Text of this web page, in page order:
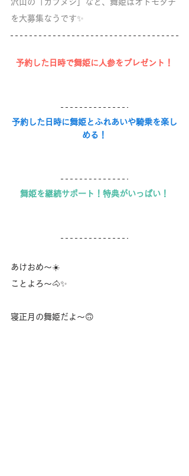
を大募集なうです✨
予約した日時で舞姫に人参をプレゼント！
予約した日時に舞姫とふれあいや騎乗を楽し
める！
舞姫を継続サポート！特典がいっぱい！
あけおめ〜☀️
ことよろ〜🐴✨️
寝正月の舞姫だよ〜🙃